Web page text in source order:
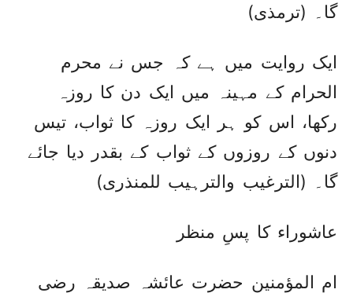
گا۔ (ترمذی)
ایک روایت میں ہے کہ جس نے محرم
الحرام کے مہینہ میں ایک دن کا روزہ
رکھا، اس کو ہر ایک روزہ کا ثواب، تیس
دنوں کے روزوں کے ثواب کے بقدر دیا جائے
گا۔ (الترغیب والترہیب للمنذری)
عاشوراء کا پسِ منظر
ام المؤمنین حضرت عائشہ صدیقہ رضی